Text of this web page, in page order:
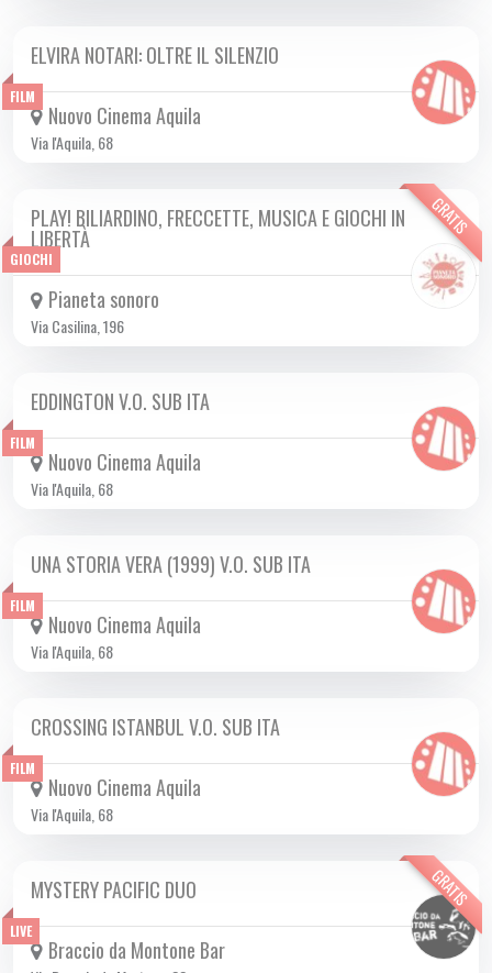
FILM
DA LUN 03/11 A MER 05/11 2025
ELVIRA NOTARI: OLTRE IL SILENZIO
Nuovo Cinema Aquila
Via l'Aquila, 68
GIOCHI
GRATIS
DA MER 01/10 A MER 17/12 2025
PLAY! BILIARDINO, FRECCETTE, MUSICA E GIOCHI IN
LIBERTÀ
Pianeta sonoro
Via Casilina, 196
FILM
DA VEN 17/10 A DOM 16/11 2025
EDDINGTON V.O. SUB ITA
Nuovo Cinema Aquila
Via l'Aquila, 68
FILM
DA LUN 03/11 A MER 05/11 2025
UNA STORIA VERA (1999) V.O. SUB ITA
Nuovo Cinema Aquila
Via l'Aquila, 68
FILM
DA GIO 30/10 A MER 12/11 2025
CROSSING ISTANBUL V.O. SUB ITA
Nuovo Cinema Aquila
Via l'Aquila, 68
LIVE
GRATIS
MER 05/11 2025
MYSTERY PACIFIC DUO
Braccio da Montone Bar